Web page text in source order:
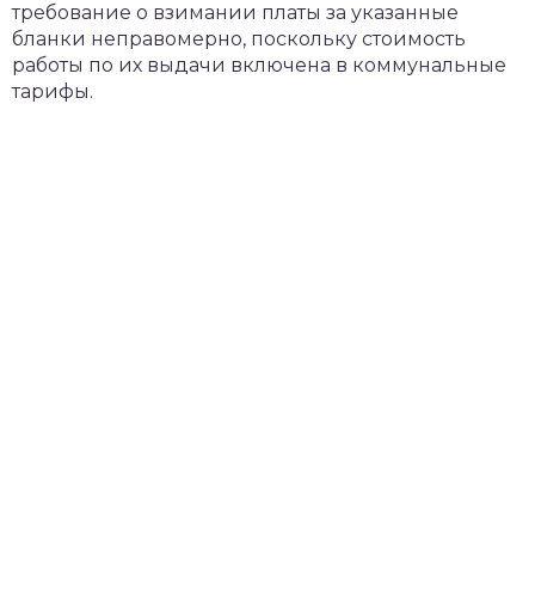
требование о взимании платы за указанные
бланки неправомерно, поскольку стоимость
работы по их выдачи включена в коммунальные
тарифы.